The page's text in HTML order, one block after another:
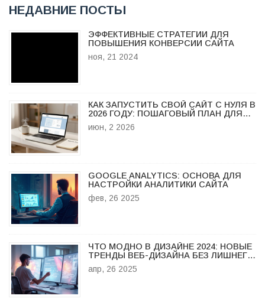
НЕДАВНИЕ ПОСТЫ
ЭФФЕКТИВНЫЕ СТРАТЕГИИ ДЛЯ
ПОВЫШЕНИЯ КОНВЕРСИИ САЙТА
ноя, 21 2024
КАК ЗАПУСТИТЬ СВОЙ САЙТ С НУЛЯ В
2026 ГОДУ: ПОШАГОВЫЙ ПЛАН ДЛЯ
НОВИЧКОВ
июн, 2 2026
GOOGLE ANALYTICS: ОСНОВА ДЛЯ
НАСТРОЙКИ АНАЛИТИКИ САЙТА
фев, 26 2025
ЧТО МОДНО В ДИЗАЙНЕ 2024: НОВЫЕ
ТРЕНДЫ ВЕБ-ДИЗАЙНА БЕЗ ЛИШНЕГО
ШУМА
апр, 26 2025